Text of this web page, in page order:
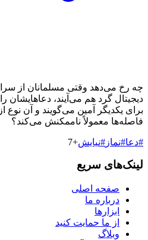
چه رخ می‌دهد وقتی مسلمانان از
دیجیتال گرد هم می‌آیند، دعاهایشان
برای یکدیگر آمین می‌گویند و آن
فاصله‌ها معمولاً ناممکنش می‌کند؟
#دعا#نماز #نیایش+
7
لینک‌های سریع
صفحه اصلی
درباره ما
ابزارها
از ما حمایت کنید
وبلاگ